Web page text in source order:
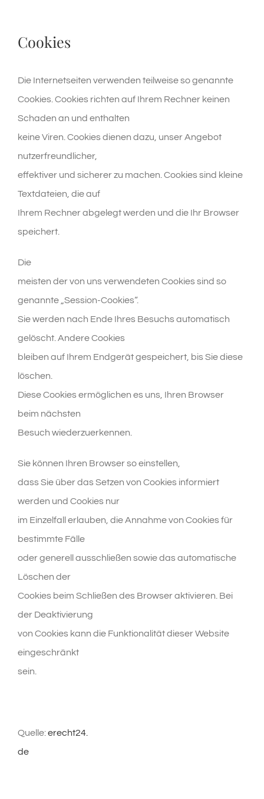
Cookies
Die Internetseiten verwenden teilweise so genannte
Cookies. Cookies richten auf Ihrem Rechner keinen
Schaden an und enthalten
keine Viren. Cookies dienen dazu, unser Angebot
nutzerfreundlicher,
effektiver und sicherer zu machen. Cookies sind kleine
Textdateien, die auf
Ihrem Rechner abgelegt werden und die Ihr Browser
speichert.
Die
meisten der von uns verwendeten Cookies sind so
genannte „Session-Cookies“.
Sie werden nach Ende Ihres Besuchs automatisch
gelöscht. Andere Cookies
bleiben auf Ihrem Endgerät gespeichert, bis Sie diese
löschen.
Diese Cookies ermöglichen es uns, Ihren Browser
beim nächsten
Besuch wiederzuerkennen.
Sie können Ihren Browser so einstellen,
dass Sie über das Setzen von Cookies informiert
werden und Cookies nur
im Einzelfall erlauben, die Annahme von Cookies für
bestimmte Fälle
oder generell ausschließen sowie das automatische
Löschen der
Cookies beim Schließen des Browser aktivieren. Bei
der Deaktivierung
von Cookies kann die Funktionalität dieser Website
eingeschränkt
sein.
Quelle:erecht24.
de